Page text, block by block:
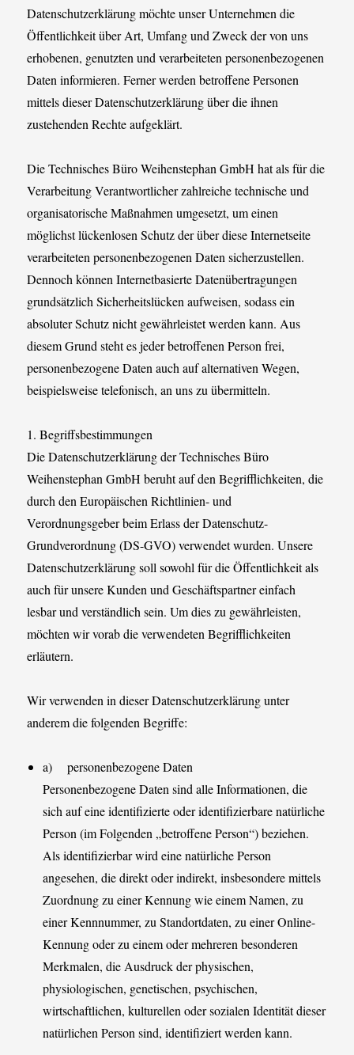
Datenschutzerklärung möchte unser Unternehmen die
Öffentlichkeit über Art, Umfang und Zweck der von uns
erhobenen, genutzten und verarbeiteten personenbezogenen
Daten informieren. Ferner werden betroffene Personen
mittels dieser Datenschutzerklärung über die ihnen
zustehenden Rechte aufgeklärt.
Die Technisches Büro Weihenstephan GmbH hat als für die
Verarbeitung Verantwortlicher zahlreiche technische und
organisatorische Maßnahmen umgesetzt, um einen
möglichst lückenlosen Schutz der über diese Internetseite
verarbeiteten personenbezogenen Daten sicherzustellen.
Dennoch können Internetbasierte Datenübertragungen
grundsätzlich Sicherheitslücken aufweisen, sodass ein
absoluter Schutz nicht gewährleistet werden kann. Aus
diesem Grund steht es jeder betroffenen Person frei,
personenbezogene Daten auch auf alternativen Wegen,
beispielsweise telefonisch, an uns zu übermitteln.
1. Begriffsbestimmungen
Die Datenschutzerklärung der Technisches Büro
Weihenstephan GmbH beruht auf den Begrifflichkeiten, die
durch den Europäischen Richtlinien- und
Verordnungsgeber beim Erlass der Datenschutz-
Grundverordnung (DS-GVO) verwendet wurden. Unsere
Datenschutzerklärung soll sowohl für die Öffentlichkeit als
auch für unsere Kunden und Geschäftspartner einfach
lesbar und verständlich sein. Um dies zu gewährleisten,
möchten wir vorab die verwendeten Begrifflichkeiten
erläutern.
Wir verwenden in dieser Datenschutzerklärung unter
anderem die folgenden Begriffe:
a) personenbezogene Daten
Personenbezogene Daten sind alle Informationen, die
sich auf eine identifizierte oder identifizierbare natürliche
Person (im Folgenden „betroffene Person“) beziehen.
Als identifizierbar wird eine natürliche Person
angesehen, die direkt oder indirekt, insbesondere mittels
Zuordnung zu einer Kennung wie einem Namen, zu
einer Kennnummer, zu Standortdaten, zu einer Online-
Kennung oder zu einem oder mehreren besonderen
Merkmalen, die Ausdruck der physischen,
physiologischen, genetischen, psychischen,
wirtschaftlichen, kulturellen oder sozialen Identität dieser
natürlichen Person sind, identifiziert werden kann.